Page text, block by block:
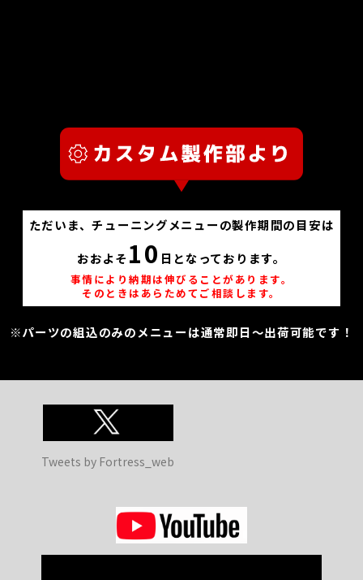
ただいま、チューニングメニューの製作期間の目安は
おおよそ 10 日となっております。
事情により納期は伸びることがあります。
そのときはあらためてご相談します。
※パーツの組込のみのメニューは通常即日～出荷可能です！
Tweets by Fortress_web